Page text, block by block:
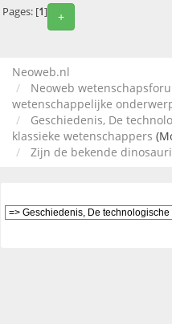
+
Pages: [1]
Neoweb.nl
Neoweb
wetenschappelijke
Geschiedenis, De
klassieke wetenschappers
Zijn de bekende